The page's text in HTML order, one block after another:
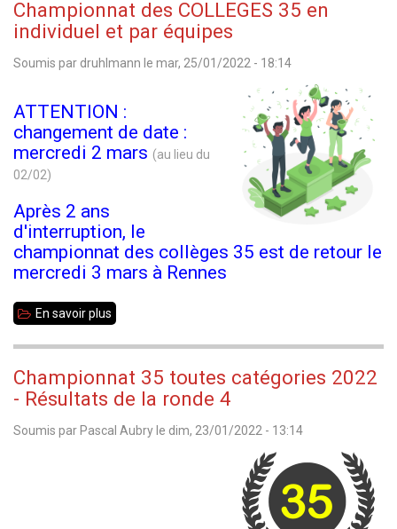
Stage
jeunes
et
Championnat des COLLEGES 35 en
individuel et par équipes
Soumis par druhlmann le mar, 25/01/2022 - 18:14
ATTENTION :
changement de date :
mercredi 2 mars (au lieu du
02/02)
Après 2 ans
d'interruption, le
championnat des collèges 35 est de retour le
mercredi 3 mars à Rennes
En savoir plus
COLLEGES
en
Championnat 35 toutes catégories 2022
- Résultats de la ronde 4
Soumis par Pascal Aubry le dim, 23/01/2022 - 13:14